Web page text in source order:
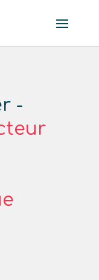
-